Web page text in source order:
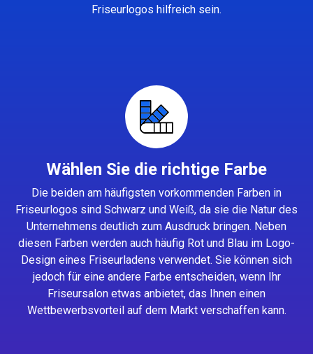
Friseurlogos hilfreich sein.
Wählen Sie die richtige Farbe
Die beiden am häufigsten vorkommenden Farben in
Friseurlogos sind Schwarz und Weiß, da sie die Natur des
Unternehmens deutlich zum Ausdruck bringen. Neben
diesen Farben werden auch häufig Rot und Blau im Logo-
Design eines Friseurladens verwendet. Sie können sich
jedoch für eine andere Farbe entscheiden, wenn Ihr
Friseursalon etwas anbietet, das Ihnen einen
Wettbewerbsvorteil auf dem Markt verschaffen kann.